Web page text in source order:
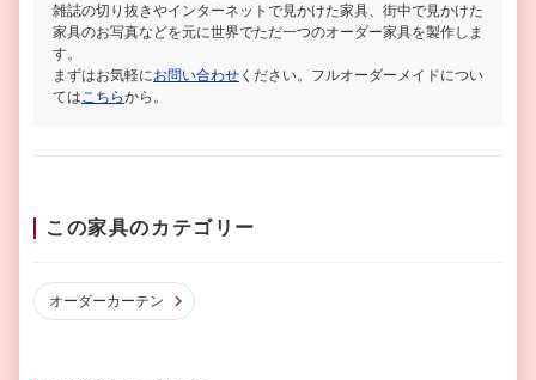
雑誌の切り抜きやインターネットで見かけた家具、街中で見かけた
家具のお写真などを元に世界でただ一つのオーダー家具を製作しま
す。
まずはお気軽にお問い合わせ ください。フルオーダーメイドについ
てはこちらから。
この家具のカテゴリー
オーダーカーテン